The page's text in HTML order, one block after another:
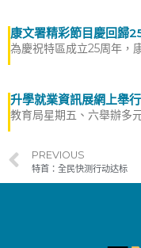
康文署精彩節目慶回歸
為慶祝特區成立25周年，
升學就業資訊展網上舉行
教育局星期五、六舉辦多
PREVIOUS
特首：全民快测行动达标